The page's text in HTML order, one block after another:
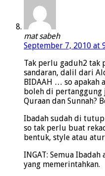
mat sabeh
September 7, 2010 at
Tak perlu gaduh2 tak
sandaran, dalil dari
BIDAAH … so apakah
boleh di pertanggung
Quraan dan Sunnah?
Ibadah sudah di
so tak perlu buat
bentuk, style atau
INGAT: Semua
yang memerintahkan.